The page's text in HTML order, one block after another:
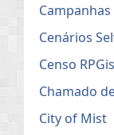
Cenários
Censo
Chamado
City of Mist